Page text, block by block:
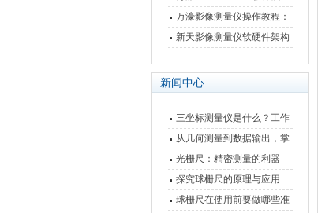
仪技术规格与应用解析
万濠影像测量仪操作教程：
从开机到出报告，新手也能
新天影像测量仪软硬件架构
新闻中心
三坐标测量仪是什么？工作
原理、分类与核心功能一次
讲清
从几何测量到数据输出，掌
握万濠影像测量仪的六大核
心能力
光栅尺：精密测量的利器
探究球栅尺的原理与应用
球栅尺在使用前要做哪些准